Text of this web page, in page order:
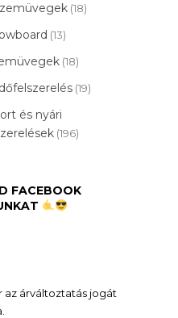
(18)
(13)
(18)
(19)
és nyári
(196)
FACEBOOK
az árváltoztatás jogát